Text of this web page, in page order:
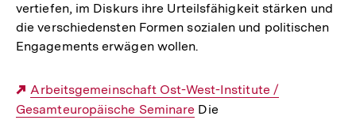
vertiefen, im Diskurs ihre Urteilsfähigkeit stärken und
die verschiedensten Formen sozialen und politischen
Engagements erwägen wollen.
Externer
Link:
Arbeitsgemeinschaft Ost-West-Institute /
Gesamteuropäische Seminare Die